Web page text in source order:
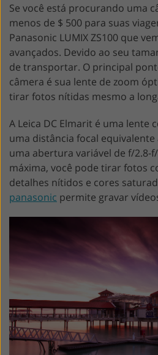
Se você está procurando uma
menos de $ 500 para suas
Panasonic LUMIX ZS100 que
avançados. Devido ao seu
de transportar. O principal
câmera é sua lente de zoom
tirar fotos nítidas mesmo a
A Leica DC Elmarit é uma lente
uma distância focal equivalente
uma abertura variável de f/2.8-
máxima, você pode tirar fotos
detalhes nítidos e cores
panasonic permite gravar